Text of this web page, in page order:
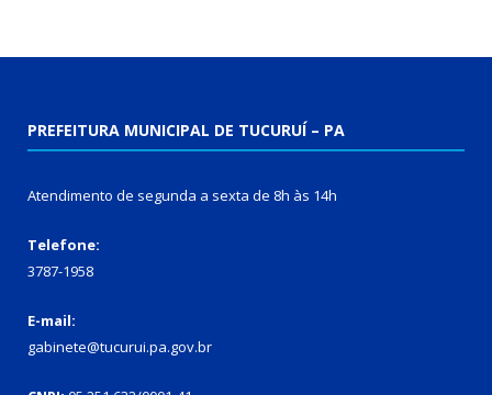
PREFEITURA MUNICIPAL DE TUCURUÍ – PA
Atendimento de segunda a sexta de 8h às 14h
Telefone:
3787-1958
E-mail:
gabinete@tucurui.pa.gov.br